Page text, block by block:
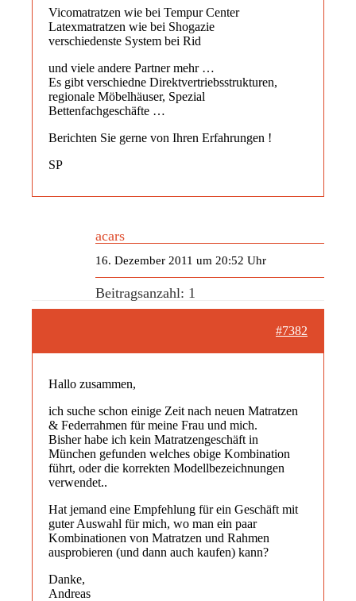
Vicomatratzen wie bei Tempur Center
Latexmatratzen wie bei Shogazie
verschiedenste System bei Rid
und viele andere Partner mehr …
Es gibt verschiedne Direktvertriebsstrukturen,
regionale Möbelhäuser, Spezial
Bettenfachgeschäfte …
Berichten Sie gerne von Ihren Erfahrungen !
SP
acars
16. Dezember 2011 um 20:52 Uhr
Beitragsanzahl: 1
#7382
Hallo zusammen,
ich suche schon einige Zeit nach neuen Matratzen
& Federrahmen für meine Frau und mich.
Bisher habe ich kein Matratzengeschäft in
München gefunden welches obige Kombination
führt, oder die korrekten Modellbezeichnungen
verwendet..
Hat jemand eine Empfehlung für ein Geschäft mit
guter Auswahl für mich, wo man ein paar
Kombinationen von Matratzen und Rahmen
ausprobieren (und dann auch kaufen) kann?
Danke,
Andreas